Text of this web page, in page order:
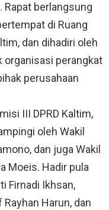
Rapat berlangsung
di Ruang
dan dihadiri oleh
organisasi perangkat
perusahaan
III DPRD Kaltim,
oleh Wakil
dan juga Wakil
Moeis. Hadir pula
Firnadi Ikhsan,
Harun, dan